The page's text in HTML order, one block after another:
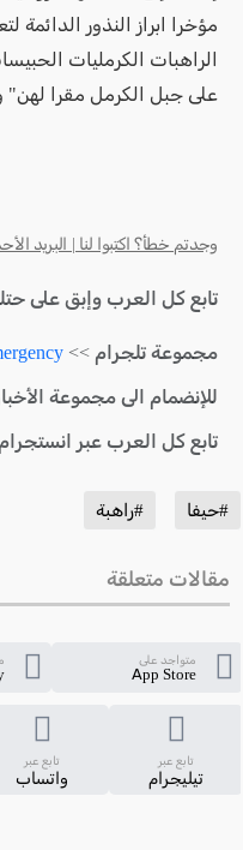
مؤخرا ابراز النذور
الراهبات الكرمليات
على جبل الكرمل مقرا لهن"
وجدتم خطأ؟ اكتبوا لنا | البريد
تابع كل العرب وإبق على
مجموعة تلجرام >>
للإنضمام الى مجموعة
تابع كل العرب عبر
#حيفا #راهبة
مقالات متعلقة
متواجد على
App Store
تابع عبر
تيليجرام
تابع عبر
واتساب